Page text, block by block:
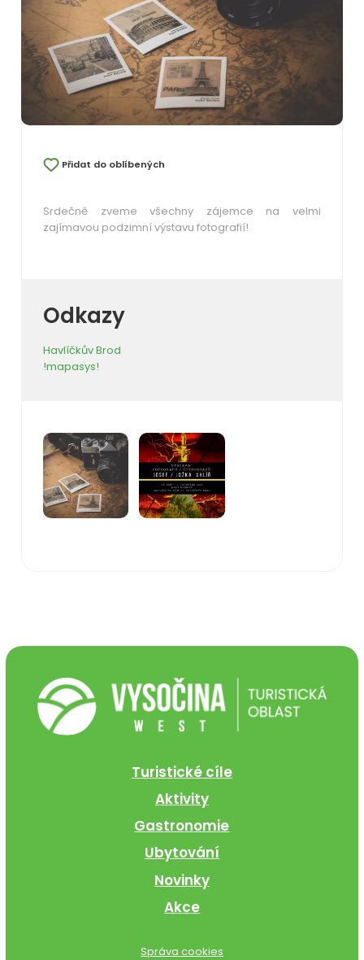
Přidat do oblíbených
Srdečně zveme všechny zájemce na velmi
zajímavou podzimní výstavu fotografií!
Odkazy
Havlíčkův Brod
!mapasys!
Turistické cíle
Aktivity
Gastronomie
Ubytování
Novinky
Akce
Správa cookies